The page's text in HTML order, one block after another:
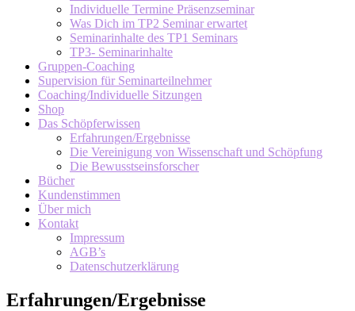
Individuelle Termine Präsenzseminar
Was Dich im TP2 Seminar erwartet
Seminarinhalte des TP1 Seminars
TP3- Seminarinhalte
Gruppen-Coaching
Supervision für Seminarteilnehmer
Coaching/Individuelle Sitzungen
Shop
Das Schöpferwissen
Erfahrungen/Ergebnisse
Die Vereinigung von Wissenschaft und Schöpfung
Die Bewusstseinsforscher
Bücher
Kundenstimmen
Über mich
Kontakt
Impressum
AGB’s
Datenschutzerklärung
Erfahrungen/Ergebnisse